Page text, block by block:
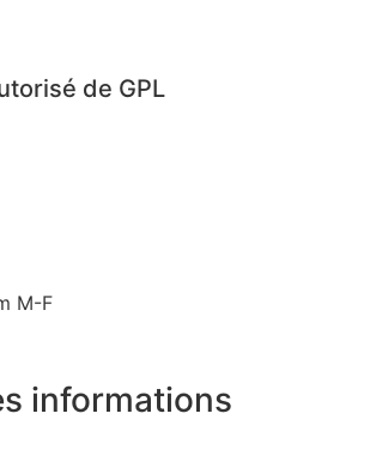
de GPL
M-F
informations